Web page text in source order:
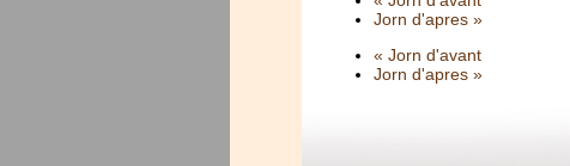
Jorn d'apres »
« Jorn d'avant
Jorn d'apres »